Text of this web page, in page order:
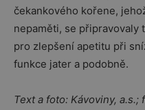
čekankového kořene,
nepaměti, se připravovaly
pro zlepšení apetitu při
funkce jater a podobně.
Text a foto: Kávoviny, a.s.;